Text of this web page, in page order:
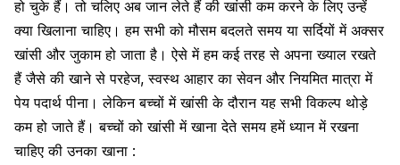
हो चुके हैं। तो चलिए अब जान लेते हैं की खांसी कम करने के लिए उन्हें
क्या खिलाना चाहिए। हम सभी को मौसम बदलते समय या सर्दियों में अक्सर
खांसी और जुकाम हो जाता है। ऐसे में हम कई तरह से अपना ख्याल रखते
हैं जैसे की खाने से परहेज, स्वस्थ आहार का सेवन और नियमित मात्रा में
पेय पदार्थ पीना। लेकिन बच्चों में खांसी के दौरान यह सभी विकल्प थोड़े
कम हो जाते हैं। बच्चों को खांसी में खाना देते समय हमें ध्यान में रखना
चाहिए की उनका खाना :